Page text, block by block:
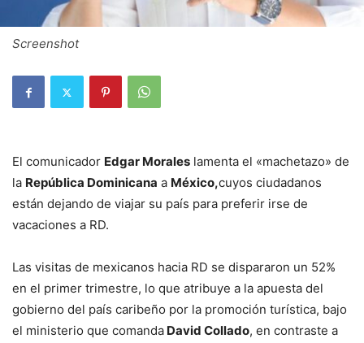
Screenshot
El comunicador Edgar Morales lamenta el «machetazo» de
la República Dominicana a México,cuyos ciudadanos
están dejando de viajar su país para preferir irse de
vacaciones a RD.
Las visitas de mexicanos hacia RD se dispararon un 52%
en el primer trimestre, lo que atribuye a la apuesta del
gobierno del país caribeño por la promoción turística, bajo
el ministerio que comanda David Collado, en contraste a